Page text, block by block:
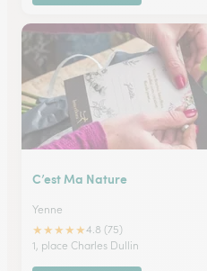
C’est Ma Nature
Yenne
★★★★★4.8 (75)
1, place Charles Dullin